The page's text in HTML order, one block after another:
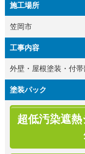
施工場所
笠岡市
工事内容
外壁・屋根塗装・付
塗装パック
超低汚染遮